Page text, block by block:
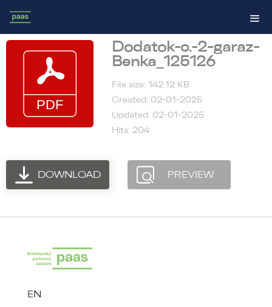
Dodatok-c.-2-garaz-
Benka_125126
File size: 142.12 KB
Created: 02-01-2025
Updated: 02-01-2025
Hits: 204
DOWNLOAD PREVIEW
EN